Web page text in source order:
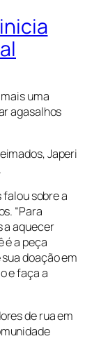
uma
agasalhos
Japeri
sobre a
“Para
a aquecer
é a peça
doação em
e faça a
de rua em